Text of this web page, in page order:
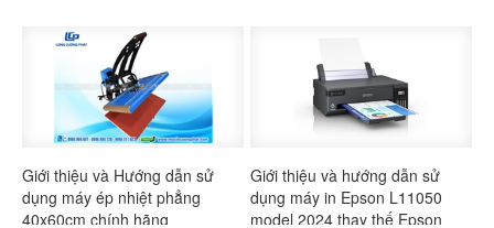
Giới thiệu và Hướng dẫn sử
dụng máy ép nhiệt phẳng
40x60cm chính hãng
Giới thiệu và hướng dẫn sử
dụng máy in Epson L11050
model 2024 thay thế Epson